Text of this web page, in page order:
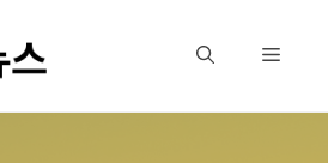
Menu